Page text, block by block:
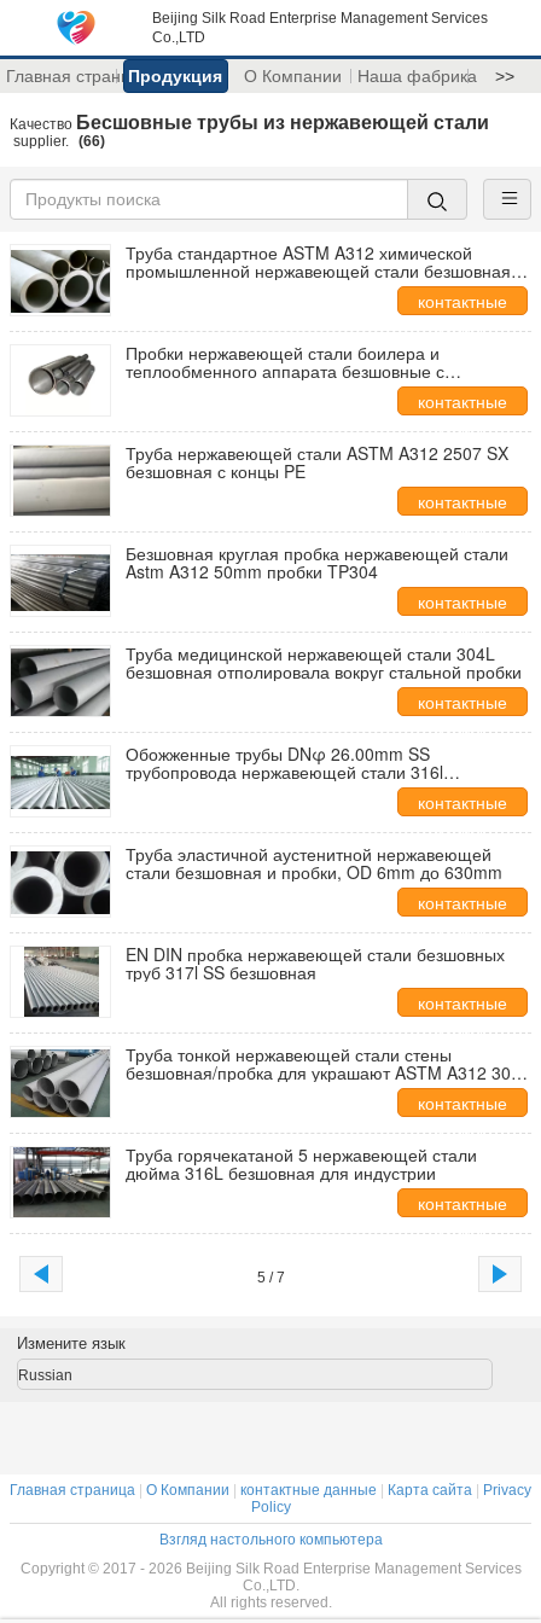
Beijing Silk Road Enterprise Management Services
Co.,LTD
Главная страницаПродукция О Компании Наша фабрика >>
Качество Бесшовные трубы из нержавеющей стали
supplier. (66)
Труба стандартное ASTM A312 химической
промышленной нержавеющей стали безшовная
контактные
данные
Пробки нержавеющей стали боилера и
теплообменного аппарата безшовные с
контактные
данные
Труба нержавеющей стали ASTM A312 2507 SX
безшовная с концы PE
контактные
данные
Безшовная круглая пробка нержавеющей стали
Astm A312 50mm пробки TP304
контактные
данные
Труба медицинской нержавеющей стали 304L
безшовная отполировала вокруг стальной пробки
контактные
данные
Обожженные трубы DNφ 26.00mm SS
трубопровода нержавеющей стали 316l
контактные
данные
Труба эластичной аустенитной нержавеющей
стали безшовная и пробки, OD 6mm до 630mm
контактные
данные
EN DIN пробка нержавеющей стали безшовных
труб 317l SS безшовная
контактные
данные
Труба тонкой нержавеющей стали стены
безшовная/пробка для украшают ASTM A312 304
контактные
данные
Труба горячекатаной 5 нержавеющей стали
дюйма 316L безшовная для индустрии
контактные
данные
5 / 7
Измените язык
Russian
Главная страница О Компании контактные данные Карта сайта
Privacy
Policy
Взгляд настольного компьютера
Copyright © 2017 - 2026 Beijing Silk Road Enterprise Management Services
Co.,LTD.
All rights reserved.